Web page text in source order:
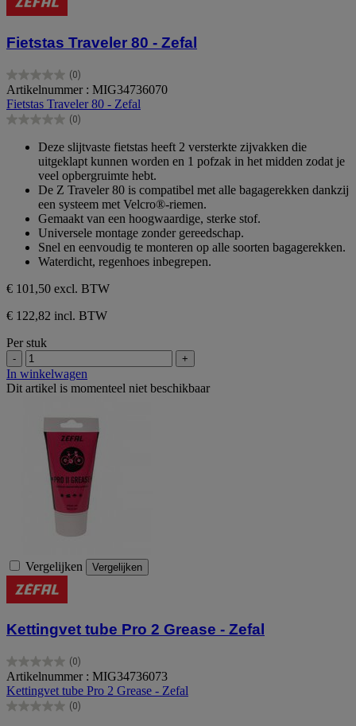
Fietstas Traveler 80 - Zefal
(0)
0.0
van
de
5
Artikelnummer : MIG34736070
Fietstas Traveler 80 - Zefal
(0)
0.0
sterren.
Deze slijtvaste fietstas heeft 2 versterkte zijvakken die
uitgeklapt kunnen worden en 1 pofzak in het midden zodat je
veel opbergruimte hebt.
De Z Traveler 80 is compatibel met alle bagagerekken dankzij
een systeem met Velcro®-riemen.
Gemaakt van een hoogwaardige, sterke stof.
Universele montage zonder gereedschap.
Snel en eenvoudig te monteren op alle soorten bagagerekken.
Waterdicht, regenhoes inbegrepen.
€ 101,50 excl. BTW
€ 122,82 incl. BTW
Per stuk
- +
In winkelwagen
Dit artikel is momenteel niet beschikbaar
Vergelijken Vergelijken
Kettingvet tube Pro 2 Grease - Zefal
(0)
0.0
van
de
5
Artikelnummer : MIG34736073
Kettingvet tube Pro 2 Grease - Zefal
(0)
0.0